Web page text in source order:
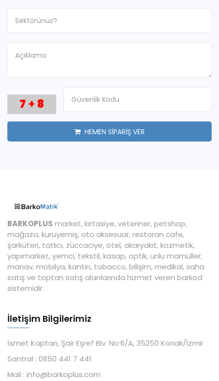
7 + 8
HEMEN SİPARİŞ VER
BARKOPLUS market, kırtasiye, veteriner, petshop,
mağaza, kuruyemiş, oto aksesuar, restoran cafe,
şarküteri, tatlıcı, züccaciye, otel, akaryakıt, kozmetik,
yapımarket, yemci, tekstil, kasap, optik, unlu mamüller,
manav, mobilya, kantin, tobacco, bilişim, medikal, saha
satış ve toptan satış alanlarında hizmet veren barkod
sistemidir.
İletişim Bilgilerimiz
İsmet Kaptan, Şair Eşref Blv. No:6/A, 35250 Konak/İzmir
Santral : 0850 441 7 441
Mail : info@barkoplus.com